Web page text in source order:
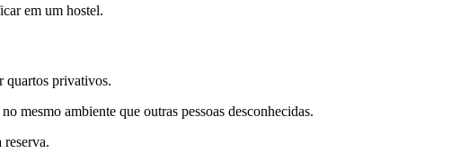
em um hostel.
quartos privativos.
mesmo ambiente que outras pessoas desconhecidas.
reserva.